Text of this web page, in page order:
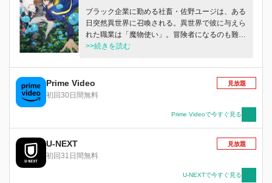
ブラック企業に勤める社畜・佐野ユージは、ある
日突然異世界に召喚される。異世界で彼に与えら
れた職業は「魔物使い」。冒険者になるのも難し
い職だが、仲間にしたスライムのおかげで多くの
無自覚に得ていく。
>>続きを読む
Prime Video
初回30日間無料
見放題
Prime Videoで今すぐ見る
U-NEXT
初回31日間無料
見放題
U-NEXTで今すぐ見る